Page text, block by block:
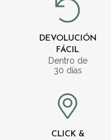
DEVOLUCIÓN
FÁCIL
Dentro de
30 días
CLICK &